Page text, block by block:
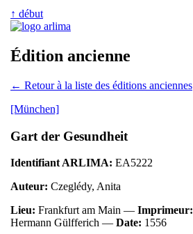
↑ début
Édition ancienne
← Retour à la liste des éditions anciennes
[München]
Gart der Gesundheit
Identifiant ARLIMA: EA5222
Auteur: Czeglédy, Anita
Lieu: Frankfurt am Main — Imprimeur:
Hermann Gülfferich — Date: 1556